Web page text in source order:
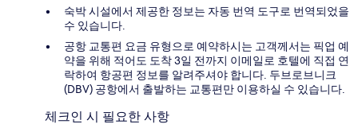
숙박 시설에서 제공한 정보는 자동 번역 도구로 번역되었을
수 있습니다.
공항 교통편 요금 유형으로 예약하시는 고객께서는 픽업 예
약을 위해 적어도 도착 3일 전까지 이메일로 호텔에 직접 연
락하여 항공편 정보를 알려주셔야 합니다. 두브로브니크
(DBV) 공항에서 출발하는 교통편만 이용하실 수 있습니다.
체크인 시 필요한 사항